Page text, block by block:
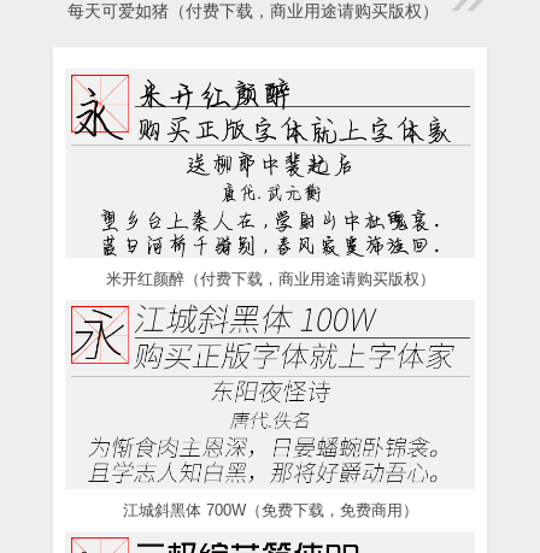
每天可爱如猪（付费下载，商业用途请购买版权）
米开红颜醉（付费下载，商业用途请购买版权）
江城斜黑体 700W（免费下载，免费商用）